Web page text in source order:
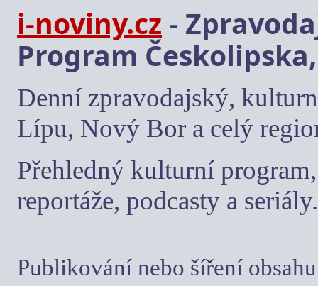
i-noviny.cz -
Program
Denní zpravodajský,
Lípu, Nový Bor a celý
Přehledný kulturní
reportáže, podcasty a seriály.
Publikování nebo šíření